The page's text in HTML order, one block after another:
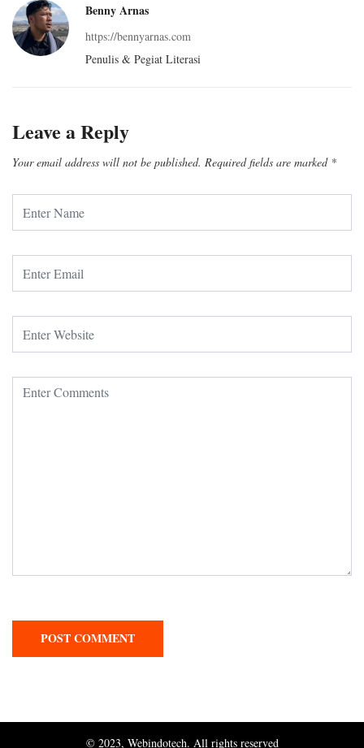
Benny Arnas
https://bennyarnas.com
Penulis & Pegiat Literasi
Leave a Reply
Your email address will not be published. Required fields are marked *
© 2023, Webindotech. All rights reserved